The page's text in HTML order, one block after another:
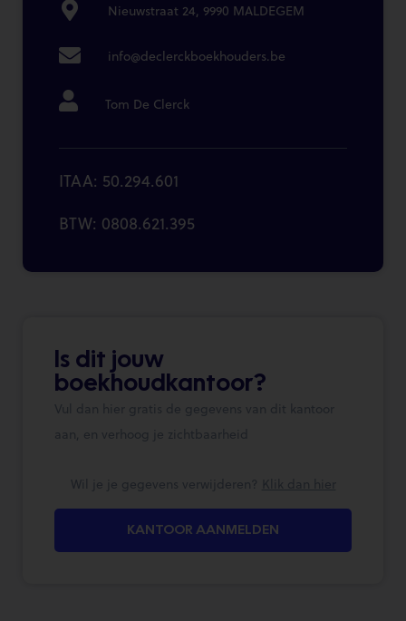
Nieuwstraat 24, 9990 MALDEGEM
info@declerckboekhouders.be
Tom De Clerck
ITAA: 50.294.601
BTW: 0808.621.395
Is dit jouw
boekhoudkantoor?
Vul dan hier gratis de gegevens van dit kantoor
aan, en verhoog je zichtbaarheid
Wil je je gegevens verwijderen? Klik dan hier
KANTOOR AANMELDEN